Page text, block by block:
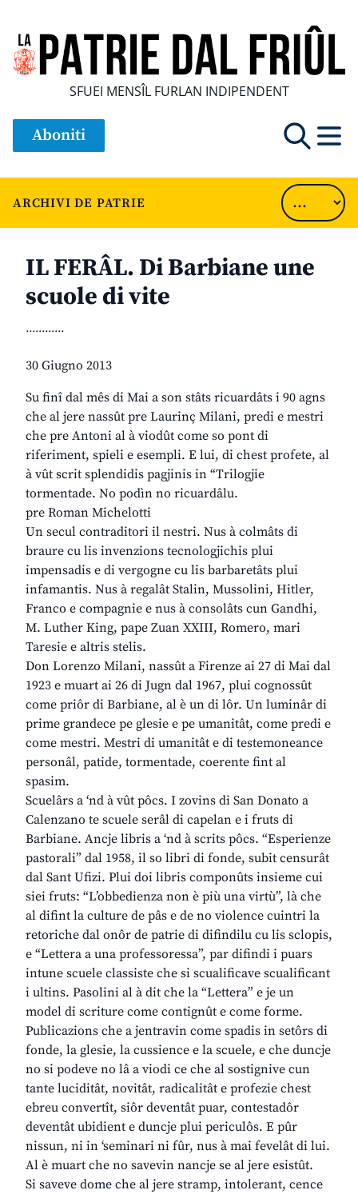
SFUEI MENSÎL FURLAN INDIPENDENT
Aboniti
ARCHIVI DE PATRIE
IL FERÂL. Di Barbiane une
scuole di vite
............
30 Giugno 2013
Su finî dal mês di Mai a son stâts ricuardâts i 90 agns
che al jere nassût pre Laurinç Milani, predi e mestri
che pre Antoni al à viodût come so pont di
riferiment, spieli e esempli. E lui, di chest profete, al
à vût scrit splendidis pagjinis in “Trilogjie
tormentade. No podìn no ricuardâlu.
pre Roman Michelotti
Un secul contraditori il nestri. Nus à colmâts di
braure cu lis invenzions tecnologjichis plui
impensadis e di vergogne cu lis barbaretâts plui
infamantis. Nus à regalât Stalin, Mussolini, Hitler,
Franco e compagnie e nus à consolâts cun Gandhi,
M. Luther King, pape Zuan XXIII, Romero, mari
Taresie e altris stelis.
Don Lorenzo Milani, nassût a Firenze ai 27 di Mai dal
1923 e muart ai 26 di Jugn dal 1967, plui cognossût
come priôr di Barbiane, al è un di lôr. Un luminâr di
prime grandece pe glesie e pe umanitât, come predi e
come mestri. Mestri di umanitât e di testemoneance
personâl, patide, tormentade, coerente fint al
spasim.
Scuelârs a ‘nd à vût pôcs. I zovins di San Donato a
Calenzano te scuele serâl di capelan e i fruts di
Barbiane. Ancje libris a ‘nd à scrits pôcs. “Esperienze
pastorali” dal 1958, il so libri di fonde, subit censurât
dal Sant Ufizi. Plui doi libris componûts insieme cui
siei fruts: “L’obbedienza non è più una virtù”, là che
al difint la culture de pâs e de no violence cuintri la
retoriche dal onôr de patrie di difindilu cu lis sclopis,
e “Lettera a una professoressa”, par difindi i puars
intune scuele classiste che si scualificave scualificant
i ultins. Pasolini al à dit che la “Lettera” e je un
model di scriture come contignût e come forme.
Publicazions che a jentravin come spadis in setôrs di
fonde, la glesie, la cussience e la scuele, e che duncje
no si podeve no lâ a viodi ce che al sostignive cun
tante luciditât, novitât, radicalitât e profezie chest
ebreu convertît, siôr deventât puar, contestadôr
deventât ubidient e duncje plui periculôs. E pûr
nissun, ni in ‘seminari ni fûr, nus à mai fevelât di lui.
Al è muart che no savevin nancje se al jere esistût.
Si saveve dome che al jere stramp, intolerant, cence